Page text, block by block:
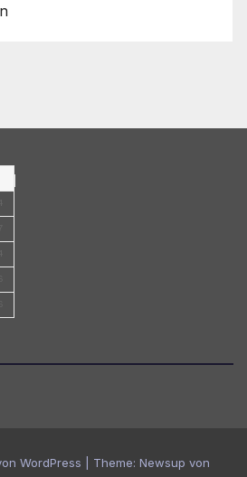
WordPress Theme: Newsup von